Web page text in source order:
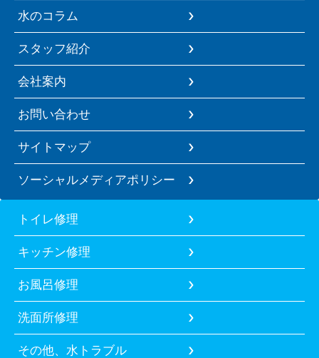
水のコラム
スタッフ紹介
会社案内
お問い合わせ
サイトマップ
ソーシャルメディアポリシー
トイレ修理
キッチン修理
お風呂修理
洗面所修理
その他、水トラブル